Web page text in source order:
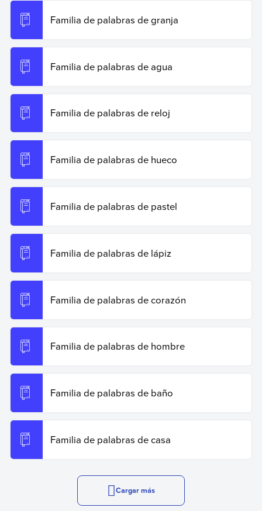
Familia de palabras de granja
Familia de palabras de agua
Familia de palabras de reloj
Familia de palabras de hueco
Familia de palabras de pastel
Familia de palabras de lápiz
Familia de palabras de corazón
Familia de palabras de hombre
Familia de palabras de baño
Familia de palabras de casa
Cargar más